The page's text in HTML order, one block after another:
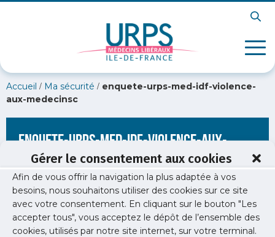
Gérer le consentement aux cookies
Afin de vous offrir la navigation la plus adaptée à vos
besoins, nous souhaitons utiliser des cookies sur ce site
avec votre consentement. En cliquant sur le bouton "Les
accepter tous", vous acceptez le dépôt de l’ensemble des
cookies, utilisés par notre site internet, sur votre terminal.
Accueil / Ma sécurité / enquete-urps-med-idf-violence-
aux-medecinsc
enquete-urps-med-idf-violence-aux-
medecinsc